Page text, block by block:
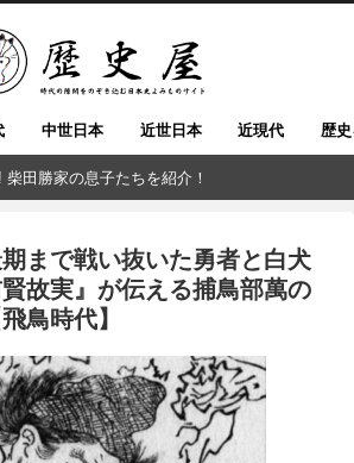
中世日本 近世日本 近現代 歴
柴田勝家の息子たちを紹介！
まで戦い抜いた勇者と白犬
故実』が伝える捕鳥部萬の
鳥時代】